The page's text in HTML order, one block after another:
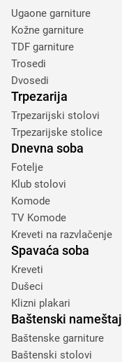
Ugaone garniture
Kožne garniture
TDF garniture
Trosedi
Dvosedi
Trpezarija
Trpezarijski stolovi
Trpezarijske stolice
Dnevna soba
Fotelje
Klub stolovi
Komode
TV Komode
Kreveti na razvlačenje
Spavaća soba
Kreveti
Dušeci
Klizni plakari
Baštenski nameštaj
Baštenske garniture
Baštenski stolovi